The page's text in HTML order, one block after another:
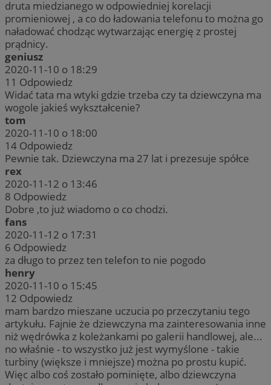
druta miedzianego w odpowiedniej korelacji
promieniowej , a co do ładowania telefonu to można go
naładować chodząc wytwarzając energię z prostej
prądnicy.
geniusz
2020-11-10 o 18:29
11 Odpowiedz
Widać tata ma wtyki gdzie trzeba czy ta dziewczyna ma
wogole jakieś wykształcenie?
tom
2020-11-10 o 18:00
14 Odpowiedz
Pewnie tak. Dziewczyna ma 27 lat i prezesuje spółce
rex
2020-11-12 o 13:46
8 Odpowiedz
Dobre ,to już wiadomo o co chodzi.
fans
2020-11-12 o 17:31
6 Odpowiedz
za długo to przez ten telefon to nie pogodo
henry
2020-11-10 o 15:45
12 Odpowiedz
mam bardzo mieszane uczucia po przeczytaniu tego
artykułu. Fajnie że dziewczyna ma zainteresowania inne
niż wędrówka z koleżankami po galerii handlowej, ale...
no właśnie - to wszystko już jest wymyślone - takie
turbiny (większe i mniejsze) można po prostu kupić.
Więc albo coś zostało pominięte, albo dziewczyna